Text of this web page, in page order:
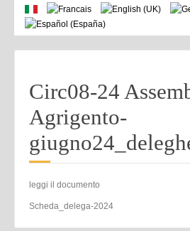
Circ08-24
Agrigento-
leggi il documento
Scheda_delega-2024